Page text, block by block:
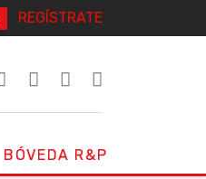
REGÍSTRATE
BÓVEDA R&P